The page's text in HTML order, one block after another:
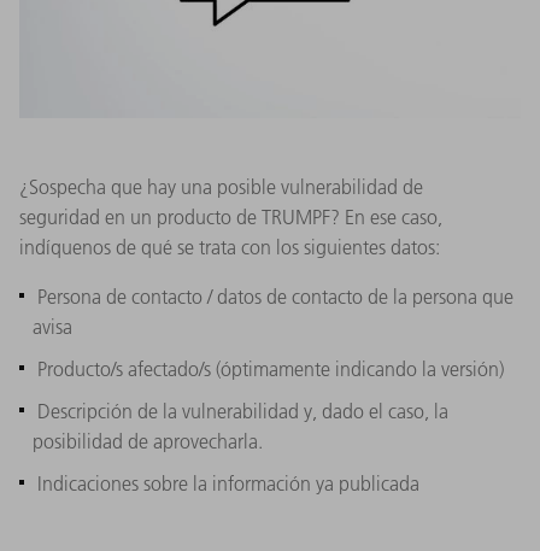
¿Sospecha que hay una posible vulnerabilidad de
seguridad en un producto de TRUMPF? En ese caso,
indíquenos de qué se trata con los siguientes datos:
Persona de contacto / datos de contacto de la persona que
avisa
Producto/s afectado/s (óptimamente indicando la versión)
Descripción de la vulnerabilidad y, dado el caso, la
posibilidad de aprovecharla.
Indicaciones sobre la información ya publicada